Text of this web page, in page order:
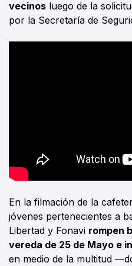
vecinos luego de la
por la Secretaría de
En la filmación de la
jóvenes pertenecientes a
Libertad y Fonavi rompen
vereda de 25 de Mayo e
en medio de la multitud